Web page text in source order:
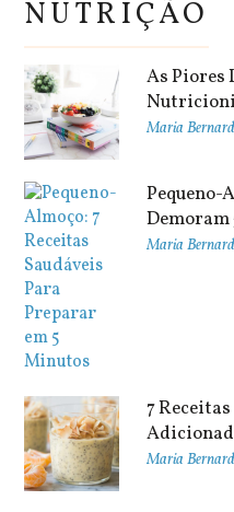
NUTRIÇÃO
As Piores
Maria
Pequeno-
Maria
7
Maria